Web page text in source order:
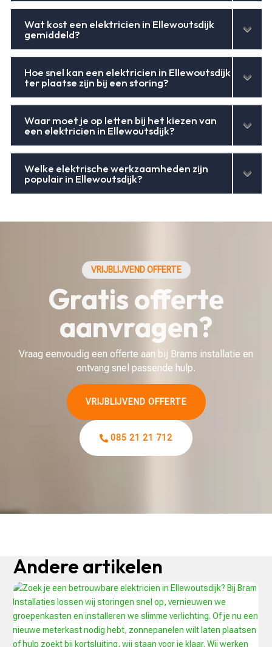
Wat kost een elektricien in Ellewoutsdijk
gemiddeld?
Hoe snel kan een elektricien in Ellewoutsdijk
ter plaatse zijn bij een storing?
Waar moet je op letten bij het kiezen van
een elektricien in Ellewoutsdijk?
Welke elektrische werkzaamheden zijn
populair in Ellewoutsdijk?
VRIJBLIJVEND OFFERTE
Gratis offerte
aanvragen?
Vraag eenvoudig een offerte aan bij Brams installatie en
ontvang snel passende hulp.
VRIJBLIJVEND OFFERTE
085 21 21 712
Andere artikelen